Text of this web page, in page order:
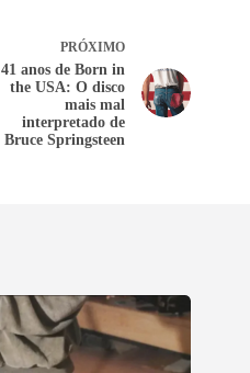
PRÓXIMO
41 anos de Born in
the USA: O disco
mais mal
interpretado de
Bruce Springsteen